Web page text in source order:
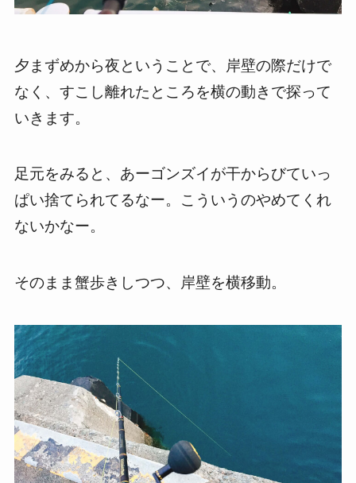
夕まずめから夜ということで、岸壁の際だけで
なく、すこし離れたところを横の動きで探って
いきます。
足元をみると、あーゴンズイが干からびていっ
ぱい捨てられてるなー。こういうのやめてくれ
ないかなー。
そのまま蟹歩きしつつ、岸壁を横移動。